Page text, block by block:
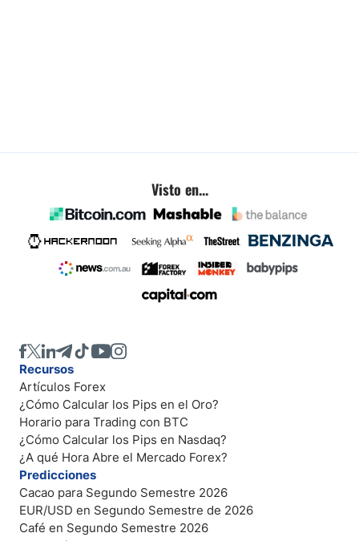
Visto en...
Recursos
Artículos Forex
¿Cómo Calcular los Pips en el Oro?
Horario para Trading con BTC
¿Cómo Calcular los Pips en Nasdaq?
¿A qué Hora Abre el Mercado Forex?
Predicciones
Cacao para Segundo Semestre 2026
EUR/USD en Segundo Semestre de 2026
Café en Segundo Semestre 2026